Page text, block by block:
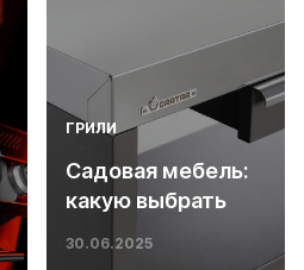
ГРИЛИ
Садовая мебель:
какую выбрать
30.06.2025